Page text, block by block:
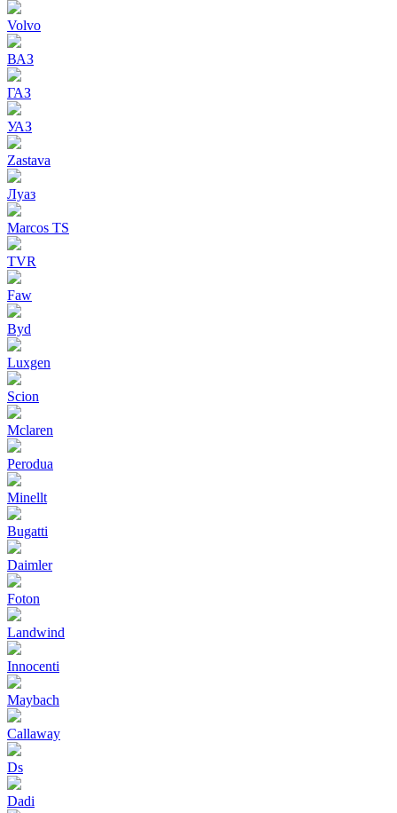
Volvo
ВАЗ
ГАЗ
УАЗ
Zastava
Луаз
Marcos TS
TVR
Faw
Byd
Luxgen
Scion
Mclaren
Perodua
Minellt
Bugatti
Daimler
Foton
Landwind
Innocenti
Maybach
Callaway
Ds
Dadi